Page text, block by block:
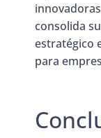
consolida
estratégico
para